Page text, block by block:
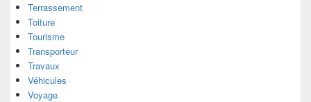
Terrassement
Toiture
Tourisme
Transporteur
Travaux
Véhicules
Voyage